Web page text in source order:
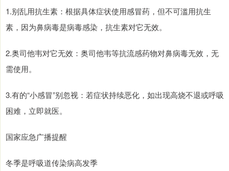
1.别乱用抗生素：根据具体症状使用感冒药，但不可滥用抗生
素，因为鼻病毒是病毒感染，抗生素对它无效。
2.奥司他韦对它无效：奥司他韦等抗流感药物对鼻病毒无效，无
需使用。
3.有的“小感冒”别忽视：若症状持续恶化，如出现高烧不退或呼吸
困难，立即就医。
国家应急广播提醒
冬季是呼吸道传染病高发季